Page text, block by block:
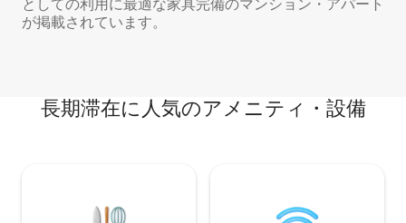
が掲載されています。
長期滞在に人気のアメニティ・設備